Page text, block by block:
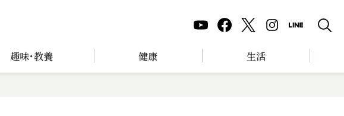
趣味･教養 健康 生活